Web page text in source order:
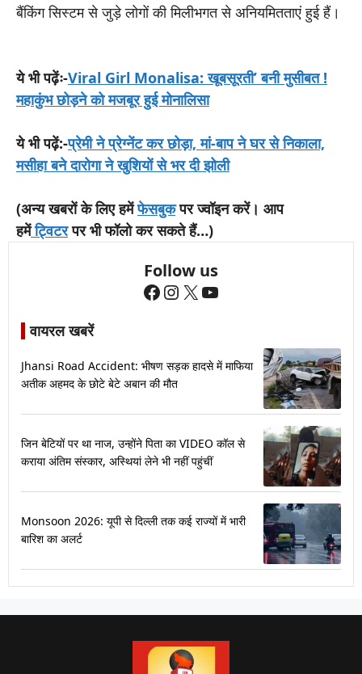
बैंकिंग सिस्टम से जुड़े लोगों की मिलीभगत से अनियमितताएं हुई हैं।
ये भी पढ़ेंः-Viral Girl Monalisa: खूबसूरती’ बनी मुसीबत !
महाकुंभ छोड़ने को मजबूर हुई मोनालिसा
ये भी पढ़ें:-प्रेमी ने प्रेग्नेंट कर छोड़ा, मां-बाप ने घर से निकाला,
मसीहा बने दारोगा ने खुशियों से भर दी झोली
(अन्य खबरों के लिए हमेंफेसबुकपर ज्वॉइन करें। आप
हमेंट्विटरपर भी फॉलो कर सकते हैं…)
Follow us
Facebook
Instagram
X YouTube
वायरल खबरें
Jhansi Road Accident: भीषण सड़क हादसे में माफिया
अतीक अहमद के छोटे बेटे अबान की मौत
जिन बेटियों पर था नाज, उन्होंने पिता का VIDEO कॉल से
कराया अंतिम संस्कार, अस्थियां लेने भी नहीं पहुंचीं
Monsoon 2026: यूपी से दिल्ली तक कई राज्यों में भारी
बारिश का अलर्ट